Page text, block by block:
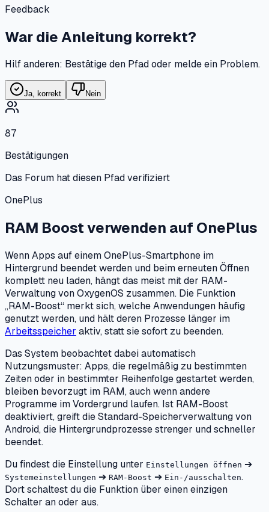
Feedback
War die Anleitung korrekt?
Hilf anderen: Bestätige den Pfad oder melde ein Problem.
Ja, korrekt Nein
87
Bestätigungen
Das Forum hat diesen Pfad verifiziert
OnePlus
RAM Boost verwenden auf OnePlus
Wenn Apps auf einem OnePlus-Smartphone im
Hintergrund beendet werden und beim erneuten Öffnen
komplett neu laden, hängt das meist mit der RAM-
Verwaltung von OxygenOS zusammen. Die Funktion
„RAM-Boost“ merkt sich, welche Anwendungen häufig
genutzt werden, und hält deren Prozesse länger im
Arbeitsspeicher aktiv, statt sie sofort zu beenden.
Das System beobachtet dabei automatisch
Nutzungsmuster: Apps, die regelmäßig zu bestimmten
Zeiten oder in bestimmter Reihenfolge gestartet werden,
bleiben bevorzugt im RAM, auch wenn andere
Programme im Vordergrund laufen. Ist RAM-Boost
deaktiviert, greift die Standard-Speicherverwaltung von
Android, die Hintergrundprozesse strenger und schneller
beendet.
Du findest die Einstellung unter Einstellungen öffnen ➔
Systemeinstellungen ➔ RAM-Boost ➔ Ein-/ausschalten.
Dort schaltest du die Funktion über einen einzigen
Schalter an oder aus.